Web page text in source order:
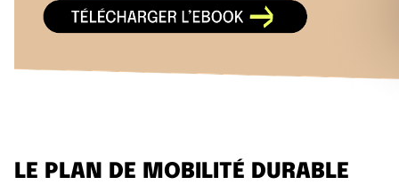
LE PLAN DE MOBILITÉ DURABLE